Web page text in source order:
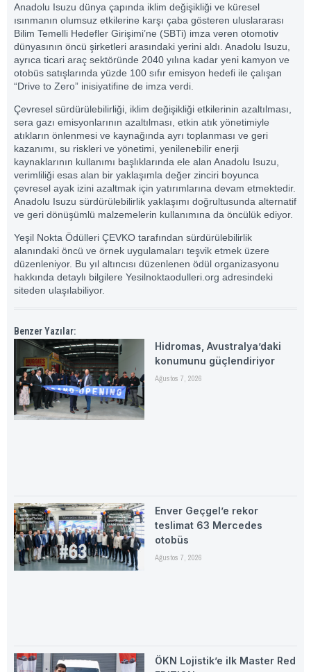
Anadolu Isuzu dünya çapında iklim değişikliği ve küresel
ısınmanın olumsuz etkilerine karşı çaba gösteren uluslararası
Bilim Temelli Hedefler Girişimi’ne (SBTi) imza veren otomotiv
dünyasının öncü şirketleri arasındaki yerini aldı. Anadolu Isuzu,
ayrıca ticari araç sektöründe 2040 yılına kadar yeni kamyon ve
otobüs satışlarında yüzde 100 sıfır emisyon hedefi ile çalışan
“Drive to Zero” inisiyatifine de imza verdi.
Çevresel sürdürülebilirliği, iklim değişikliği etkilerinin azaltılması,
sera gazı emisyonlarının azaltılması, etkin atık yönetimiyle
atıkların önlenmesi ve kaynağında ayrı toplanması ve geri
kazanımı, su riskleri ve yönetimi, yenilenebilir enerji
kaynaklarının kullanımı başlıklarında ele alan Anadolu Isuzu,
verimliliği esas alan bir yaklaşımla değer zinciri boyunca
çevresel ayak izini azaltmak için yatırımlarına devam etmektedir.
Anadolu Isuzu sürdürülebilirlik yaklaşımı doğrultusunda alternatif
ve geri dönüşümlü malzemelerin kullanımına da öncülük ediyor.
Yeşil Nokta Ödülleri ÇEVKO tarafından sürdürülebilirlik
alanındaki öncü ve örnek uygulamaları teşvik etmek üzere
düzenleniyor. Bu yıl altıncısı düzenlenen ödül organizasyonu
hakkında detaylı bilgilere Yesilnoktaodulleri.org adresindeki
siteden ulaşılabiliyor.
Benzer Yazılar:
Hidromas, Avustralya’daki
konumunu güçlendiriyor
Ağustos 7, 2026
Enver Geçgel’e rekor
teslimat 63 Mercedes
otobüs
Ağustos 7, 2026
ÖKN Lojistik’e ilk Master Red